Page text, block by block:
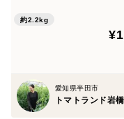
約2.2kg
愛知県半田市
トマトランド岩橋